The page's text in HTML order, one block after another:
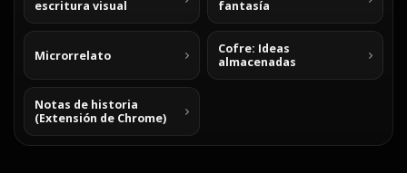
escritura visual fantasía
Microrrelato
Cofre: Ideas
almacenadas
Notas de historia
(Extensión de Chrome)